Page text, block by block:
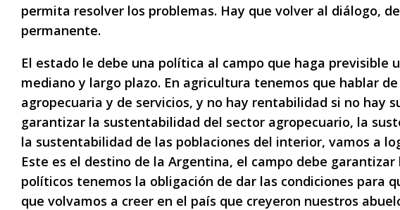
permita resolver los problemas. Hay que volver al diálogo,
permanente.
El estado le debe una política al campo que haga previsible
mediano y largo plazo. En agricultura tenemos que hablar
agropecuaria y de servicios, y no hay rentabilidad si no hay
garantizar la sustentabilidad del sector agropecuario, la
la sustentabilidad de las poblaciones del interior, vamos a
Este es el destino de la Argentina, el campo debe
políticos tenemos la obligación de dar las condiciones para
que volvamos a creer en el país que creyeron nuestros